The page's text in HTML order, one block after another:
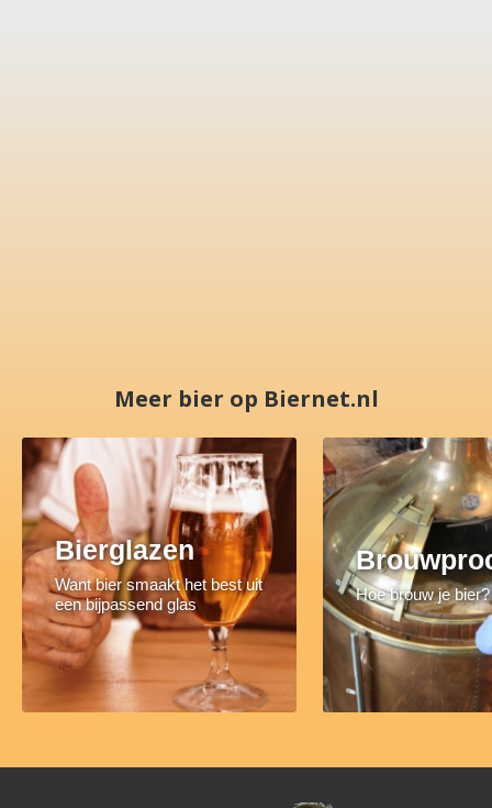
Meer bier op Biernet.nl
Bierglazen
Want bier smaakt het best uit
een bijpassend glas
Hoe brouw je bier?